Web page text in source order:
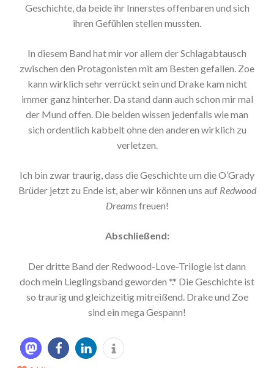
Geschichte, da beide ihr Innerstes offenbaren und sich
ihren Gefühlen stellen mussten.
In diesem Band hat mir vor allem der Schlagabtausch
zwischen den Protagonisten mit am Besten gefallen. Zoe
kann wirklich sehr verrückt sein und Drake kam nicht
immer ganz hinterher. Da stand dann auch schon mir mal
der Mund offen. Die beiden wissen jedenfalls wie man
sich ordentlich kabbelt ohne den anderen wirklich zu
verletzen.
Ich bin zwar traurig, dass die Geschichte um die O’Grady
Brüder jetzt zu Ende ist, aber wir können uns auf Redwood
Dreamsfreuen!
Abschließend:
Der dritte Band der Redwood-Love-Trilogie ist dann
doch mein Lieglingsband geworden *.* Die Geschichte ist
so traurig und gleichzeitig mitreißend. Drake und Zoe
sind ein mega Gespann!